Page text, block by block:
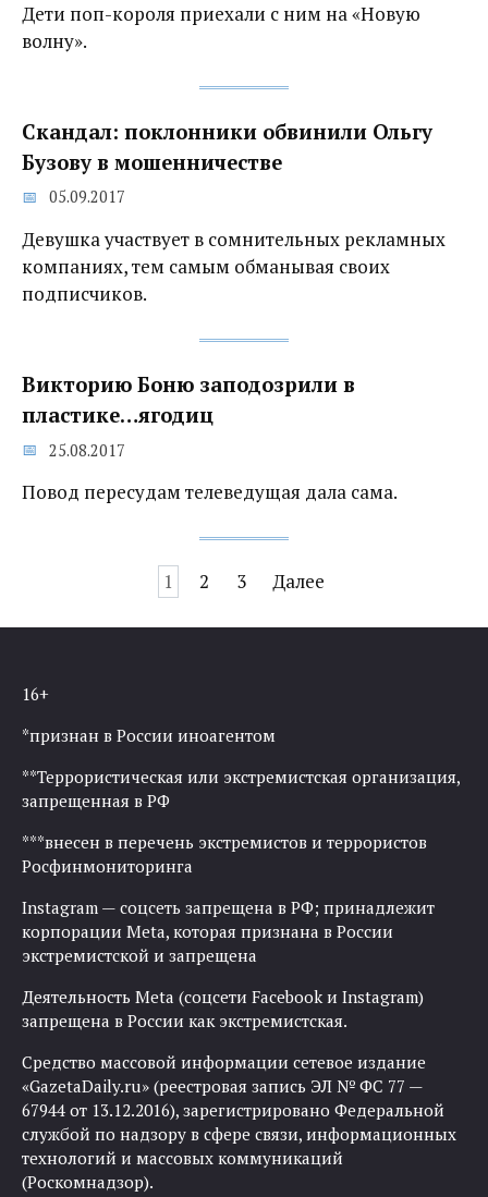
Дети поп-короля приехали с ним на «Новую
волну».
Скандал: поклонники обвинили Ольгу
Бузову в мошенничестве
05.09.2017
Девушка участвует в сомнительных рекламных
компаниях, тем самым обманывая своих
подписчиков.
Викторию Боню заподозрили в
пластике…ягодиц
25.08.2017
Повод пересудам телеведущая дала сама.
записям
1 2 3 Далее
16+
*признан в России иноагентом
**Террористическая или экстремистская организация,
запрещенная в РФ
***внесен в перечень экстремистов и террористов
Росфинмониторинга
Instagram — соцсеть запрещена в РФ; принадлежит
корпорации Meta, которая признана в России
экстремистской и запрещена
Деятельность Meta (соцсети Facebook и Instagram)
запрещена в России как экстремистская.
Средство массовой информации сетевое издание
«GazetaDaily.ru» (реестровая запись ЭЛ № ФС 77 —
67944 от 13.12.2016), зарегистрировано Федеральной
службой по надзору в сфере связи, информационных
технологий и массовых коммуникаций
(Роскомнадзор).